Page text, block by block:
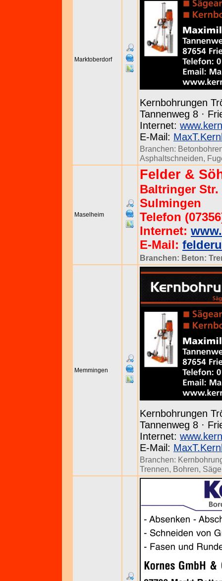
Marktoberdorf
Kernbohrungen
Tannenweg 8 ·
Internet:
E-Mail:
Branchen:
Asphaltschneiden,
Maselheim
Felder &
Baltringer Str.
Sulmingen
Telefon
Internet:
E-Mail:
Branchen: Beton:
Memmingen
Kernbohrungen
Tannenweg 8 ·
Internet:
E-Mail:
Branchen:
Trennen, Bohren,